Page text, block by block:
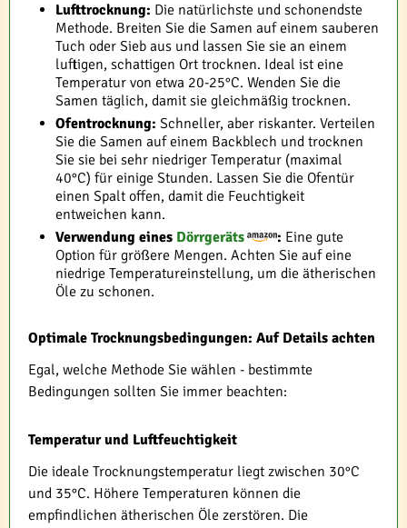
Lufttrocknung: Die natürlichste und schonendste
Methode. Breiten Sie die Samen auf einem sauberen
Tuch oder Sieb aus und lassen Sie sie an einem
luftigen, schattigen Ort trocknen. Ideal ist eine
Temperatur von etwa 20-25°C. Wenden Sie die
Samen täglich, damit sie gleichmäßig trocknen.
Ofentrocknung: Schneller, aber riskanter. Verteilen
Sie die Samen auf einem Backblech und trocknen
Sie sie bei sehr niedriger Temperatur (maximal
40°C) für einige Stunden. Lassen Sie die Ofentür
einen Spalt offen, damit die Feuchtigkeit
entweichen kann.
Verwendung eines Dörrgeräts : Eine gute
Option für größere Mengen. Achten Sie auf eine
niedrige Temperatureinstellung, um die ätherischen
Öle zu schonen.
Optimale Trocknungsbedingungen: Auf Details achten
Egal, welche Methode Sie wählen - bestimmte
Bedingungen sollten Sie immer beachten:
Temperatur und Luftfeuchtigkeit
Die ideale Trocknungstemperatur liegt zwischen 30°C
und 35°C. Höhere Temperaturen können die
empfindlichen ätherischen Öle zerstören. Die